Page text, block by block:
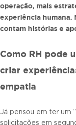
operação, mais
experiência humana.
contam histórias e
Como RH pode
criar
empatia
Já pensou em ter um
solicitações em